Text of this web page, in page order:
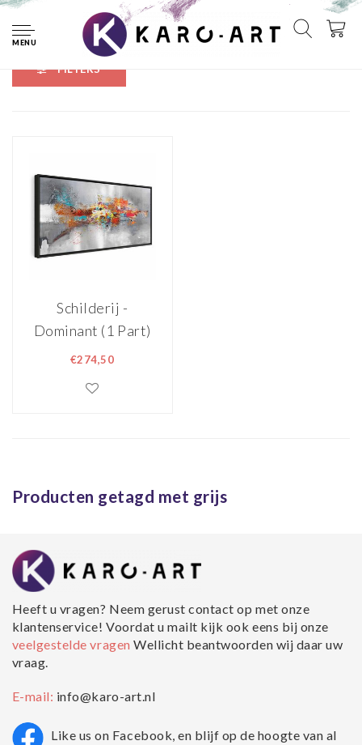
MENU
grijs
FILTERS
Schilderij -
Dominant (1 Part)
Wide
€274,50
Producten getagd met grijs
Heeft u vragen? Neem gerust contact op met onze
klantenservice! Voordat u mailt kijk ook eens bij onze
veelgestelde vragenWellicht beantwoorden wij daar uw
vraag.
E-mail: info@karo-art.nl
Like us on Facebook, en blijf op de hoogte van al